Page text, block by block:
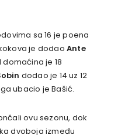
sa 16 je poena
je dodaoAnte
je 18
dodao je 14 uz 12
ubacio je Bašić.
ovu sezonu, dok
dvoboja između